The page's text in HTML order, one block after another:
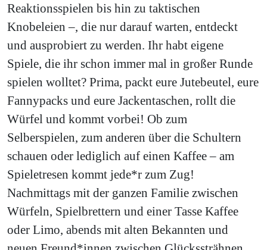
Reaktionsspielen bis hin zu taktischen
Knobeleien –, die nur darauf warten, entdeckt
und ausprobiert zu werden. Ihr habt eigene
Spiele, die ihr schon immer mal in großer Runde
spielen wolltet? Prima, packt eure Jutebeutel, eure
Fannypacks und eure Jackentaschen, rollt die
Würfel und kommt vorbei! Ob zum
Selberspielen, zum anderen über die Schultern
schauen oder lediglich auf einen Kaffee – am
Spieletresen kommt jede*r zum Zug!
Nachmittags mit der ganzen Familie zwischen
Würfeln, Spielbrettern und einer Tasse Kaffee
oder Limo, abends mit alten Bekannten und